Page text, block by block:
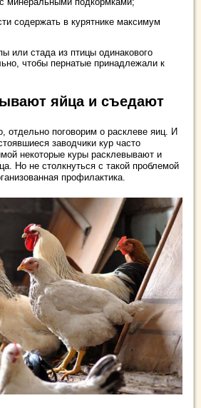
содержать в курятнике максимум
или стада из птицы одинакового
чтобы пернатые принадлежали к
яйца и съедают
отдельно поговорим о расклеве яиц. И
заводчики кур часто
некоторые куры расклевывают и
Но не столкнуться с такой проблемой
профилактика.